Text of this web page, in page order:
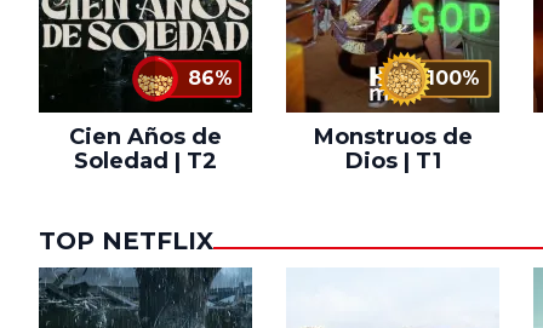
86%
Cien Años de
Soledad | T2
100%
Monstruos de
Dios | T1
TOP NETFLIX